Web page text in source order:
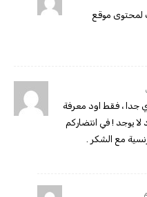
لمحتوى موقع
جدا ، فقط اود معرفة
يوجد ! في انتضاركم
مع الشكر .